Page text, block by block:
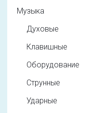
Музыка
Духовые
Клавишные
Оборудование
Струнные
Ударные